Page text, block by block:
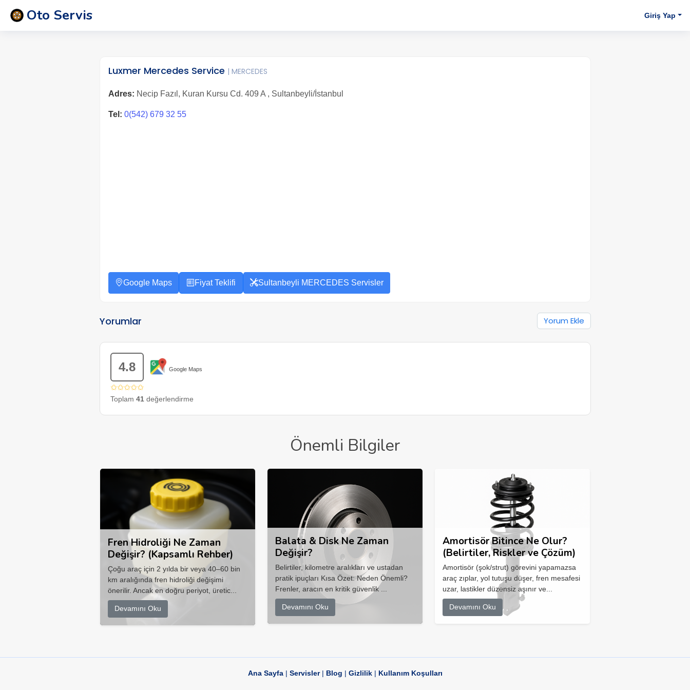
Oto Servis Giriş Yap
Luxmer Mercedes Service | MERCEDES
Adres: Necip Fazıl, Kuran Kursu Cd. 409 A , Sultanbeyli/İstanbul
Tel: 0(542) 679 32 55
Google Maps Fiyat Teklifi Sultanbeyli MERCEDES Servisler
Yorumlar Yorum Ekle
4.8 Google Maps
✩✩✩✩✩
Toplam 41değerlendirme
Önemli Bilgiler
Fren Hidroliği Ne Zaman
Değişir? (Kapsamlı Rehber)
Çoğu araç için 2 yılda bir veya 40–60 bin
km aralığında fren hidroliği değişimi
önerilir. Ancak en doğru periyot, üretic...
Devamını Oku
Balata & Disk Ne Zaman
Değişir?
Belirtiler, kilometre aralıkları ve ustadan
pratik ipuçları Kısa Özet: Neden Önemli?
Frenler, aracın en kritik güvenlik ...
Devamını Oku
Amortisör Bitince Ne Olur?
(Belirtiler, Riskler ve Çözüm)
Amortisör (şok/strut) görevini yapamazsa
araç zıplar, yol tutuşu düşer, fren mesafesi
uzar, lastikler düzensiz aşınır ve...
Devamını Oku
Ana Sayfa| Servisler| Blog | Gizlilik| Kullanım Koşulları